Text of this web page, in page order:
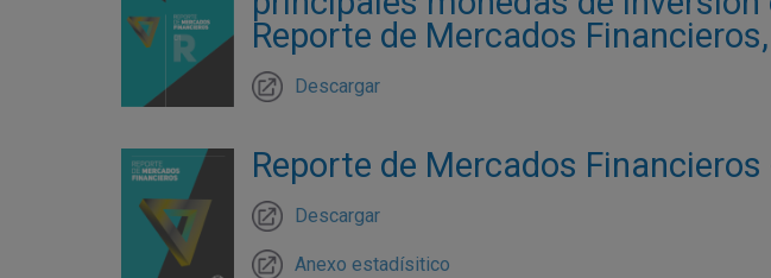
Reporte de Mercados
Descargar
Reporte de Mercados
Descargar
Anexo estadísitico